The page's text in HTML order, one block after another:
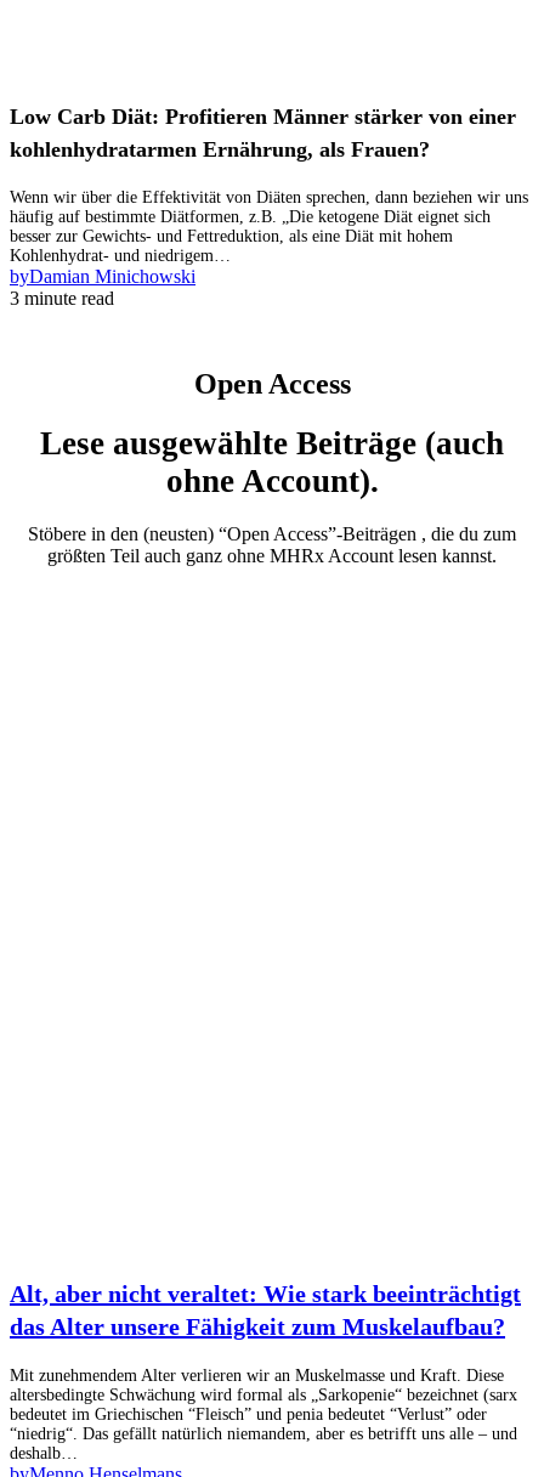
Low Carb Diät: Profitieren Männer stärker von einer
kohlenhydratarmen Ernährung, als Frauen?
Wenn wir über die Effektivität von Diäten sprechen, dann beziehen wir uns
häufig auf bestimmte Diätformen, z.B. „Die ketogene Diät eignet sich
besser zur Gewichts- und Fettreduktion, als eine Diät mit hohem
Kohlenhydrat- und niedrigem…
byDamian Minichowski
3 minute read
Open Access
Lese ausgewählte Beiträge (auch
ohne Account).
Stöbere in den (neusten) “Open Access”-Beiträgen , die du zum
größten Teil auch ganz ohne MHRx Account lesen kannst.
Alt, aber nicht veraltet: Wie stark beeinträchtigt
das Alter unsere Fähigkeit zum Muskelaufbau?
Mit zunehmendem Alter verlieren wir an Muskelmasse und Kraft. Diese
altersbedingte Schwächung wird formal als „Sarkopenie“ bezeichnet (sarx
bedeutet im Griechischen “Fleisch” und penia bedeutet “Verlust” oder
“niedrig“. Das gefällt natürlich niemandem, aber es betrifft uns alle – und
deshalb…